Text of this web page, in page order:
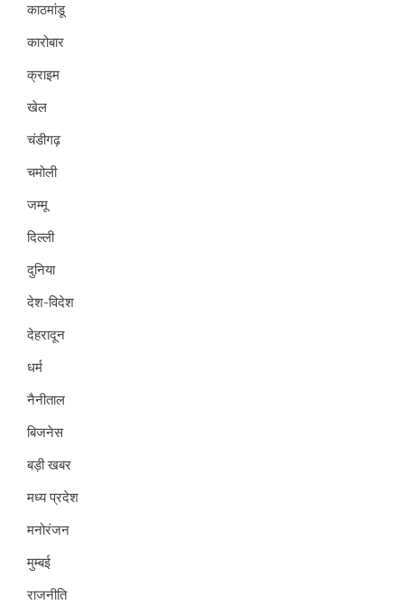
काठमांडू
कारोबार
क्राइम
खेल
चंडीगढ़
चमोली
जम्मू
दिल्ली
दुनिया
देश-विदेश
देहरादून
धर्म
नैनीताल
बिजनेस
बड़ी खबर
मध्य प्रदेश
मनोरंजन
मुम्बई
राजनीति